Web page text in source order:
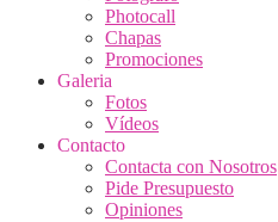
Photocall
Chapas
Promociones
Galeria
Fotos
Vídeos
Contacto
Contacta con Nosotros
Pide Presupuesto
Opiniones